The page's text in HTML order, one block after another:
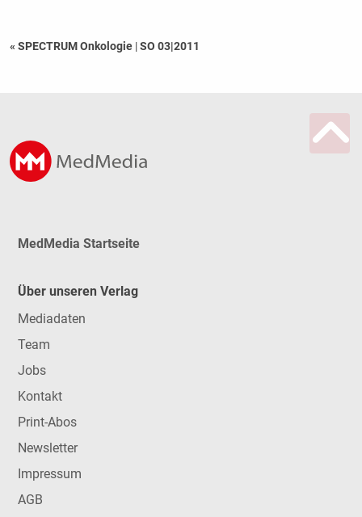
« SPECTRUM Onkologie |SO 03|2011
MedMedia Startseite
Über unseren Verlag
Mediadaten
Team
Jobs
Kontakt
Print-Abos
Newsletter
Impressum
AGB